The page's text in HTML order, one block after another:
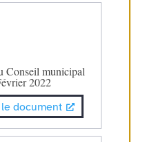
Conseil municipal
2022
document